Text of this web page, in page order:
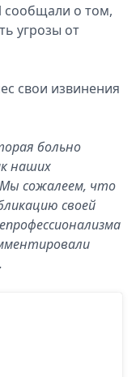
о том,
угрозы от
свои извинения
больно
наших
Мы сожалеем, что
своей